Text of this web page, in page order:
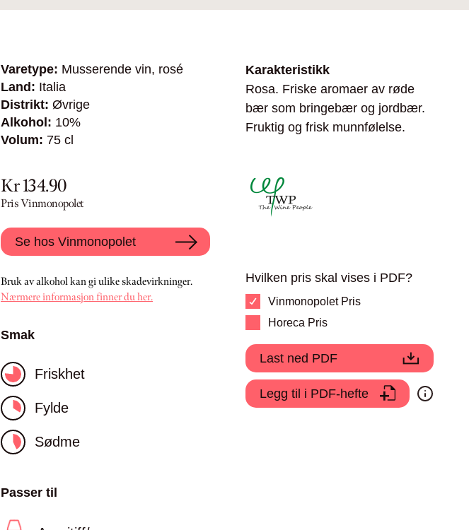
Varetype: Musserende vin, rosé
Land: Italia
Distrikt: Øvrige
Alkohol: 10%
Volum: 75 cl
Kr 134.90
Pris Vinmonopolet
Se hos Vinmonopolet
Bruk av alkohol kan gi ulike skadevirkninger.
Nærmere informasjon finner du her.
Smak
Friskhet
Fylde
Sødme
Passer til
Karakteristikk
Rosa. Friske aromaer av røde
bær som bringebær og jordbær.
Fruktig og frisk munnfølelse.
Hvilken pris skal vises i PDF?
Vinmonopolet Pris
Horeca Pris
Last ned PDF
Legg til i PDF-hefte